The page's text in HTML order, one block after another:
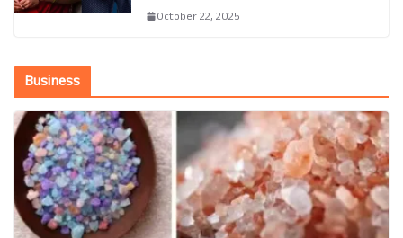
October 22, 2025
Business